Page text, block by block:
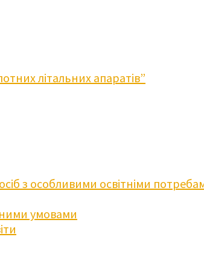
літальних апаратів”
з особливими освітніми
умовами